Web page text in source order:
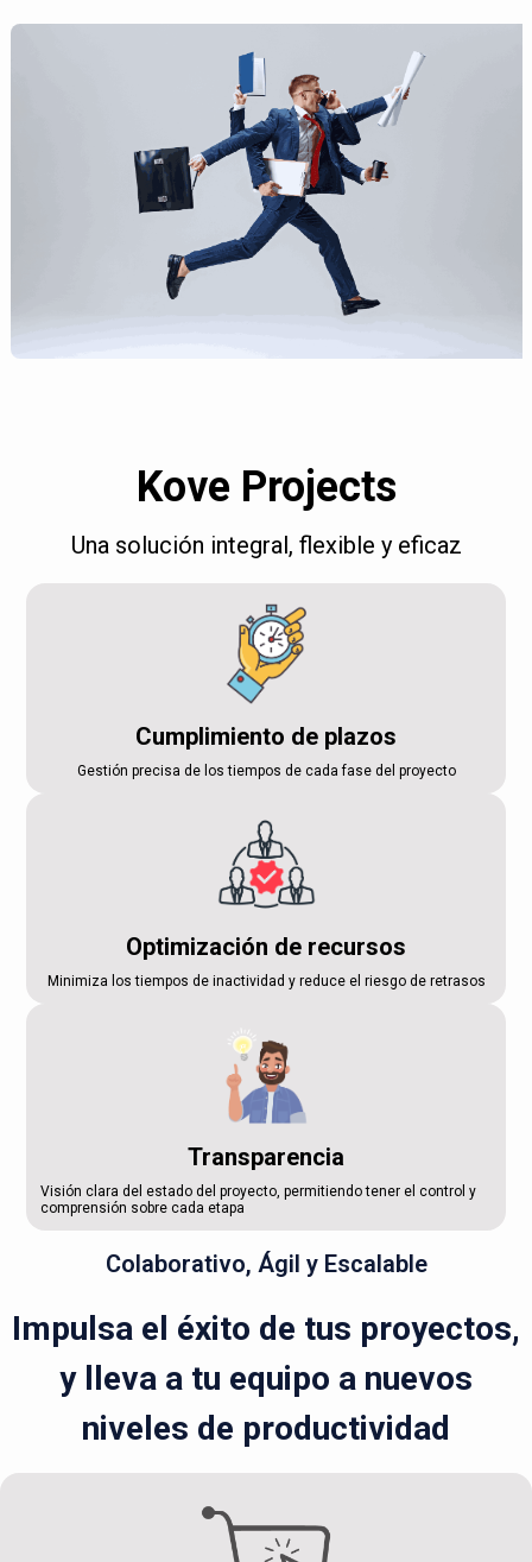
Kove Projects
Una solución integral, flexible y eficaz
Cumplimiento de plazos
Gestión precisa de los tiempos de cada fase del proyecto
Optimización de recursos
Minimiza los tiempos de inactividad y reduce el riesgo de retrasos
Transparencia
Visión clara del estado del proyecto, permitiendo tener el control y
comprensión sobre cada etapa
Colaborativo, Ágil y Escalable
Impulsa el éxito de tus proyectos,
y lleva a tu equipo a nuevos
niveles de productividad